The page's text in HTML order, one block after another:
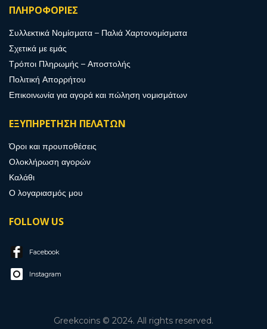
ΠΛΗΡΟΦΟΡΙΕΣ
Συλλεκτικά Νομίσματα – Παλιά Χαρτονομίσματα
Σχετικά με εμάς
Τρόποι Πληρωμής – Αποστολής
Πολιτική Απορρήτου
Επικοινωνία για αγορά και πώληση νομισμάτων
ΕΞΥΠΗΡΕΤΗΣΗ ΠΕΛΑΤΩΝ
Όροι και προυποθέσεις
Ολοκλήρωση αγορών
Καλάθι
Ο λογαριασμός μου
FOLLOW US
Facebook
Instagram
Greekcoins © 2024. All rights reserved.